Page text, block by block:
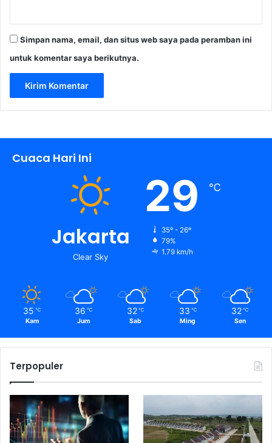
Simpan nama, email, dan situs web saya pada peramban ini
untuk komentar saya berikutnya.
Cuaca Hari Ini
Jakarta
Clear Sky
29 ℃
35º - 26º
79%
1.79 km/h
35 ℃
Kam
36 ℃
Jum
32 ℃
Sab
33 ℃
Ming
32 ℃
Sen
Terpopuler